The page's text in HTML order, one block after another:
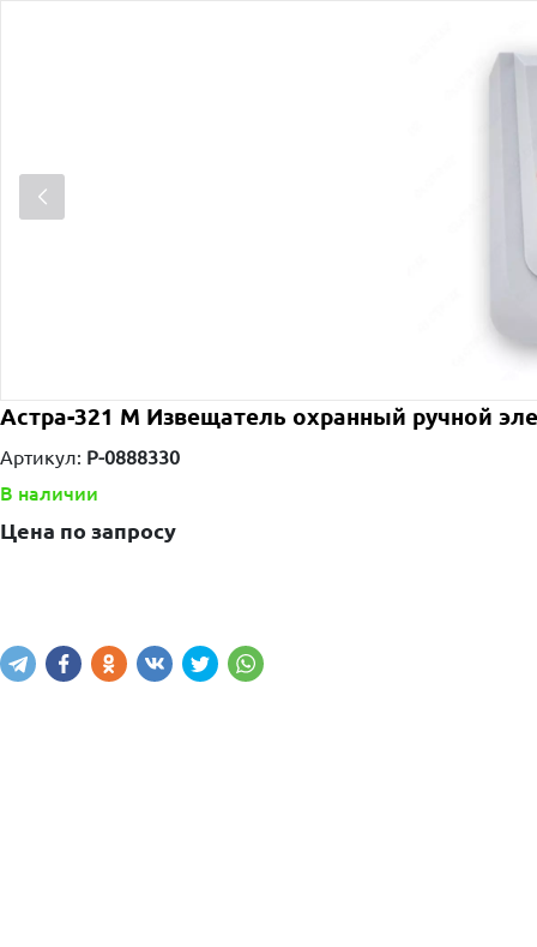
Астра-321 М Извещатель охранный ручной
Артикул: P-0888330
В наличии
Цена по запросу